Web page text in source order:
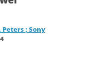
Peters ; Sony